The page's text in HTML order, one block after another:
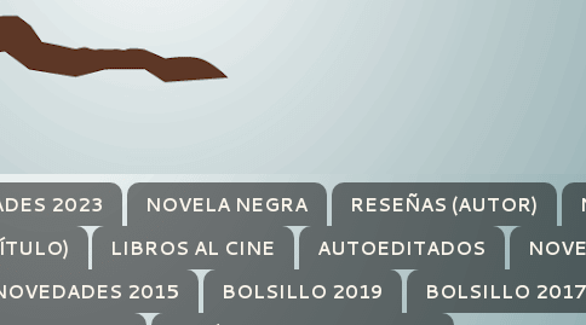
2023 NOVELA NEGRA RESEÑAS (AUTOR)
LIBROS AL CINE AUTOEDITADOS
2015 BOLSILLO 2019
BOLSILLO 2017